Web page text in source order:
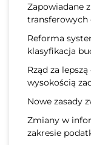
Zapowiadane
transferowych
Reforma
klasyfikacja
Rząd za
wysokością
Nowe zasady
Zmiany w
zakresie